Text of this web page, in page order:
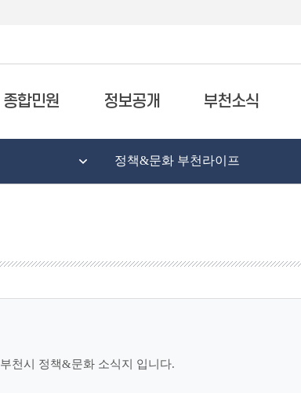
종합민원 정보공개 부천소식
정책&문화 부천라이프
천시 정책&문화 소식지 입니다.